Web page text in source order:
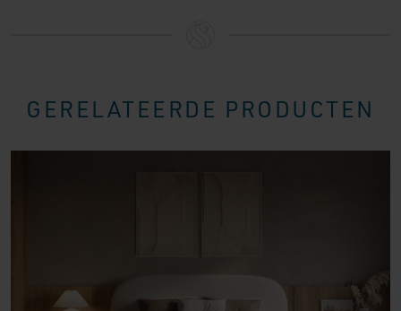
GERELATEERDE PRODUCTEN